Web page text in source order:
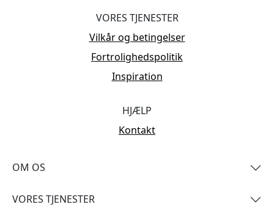
VORES TJENESTER
Vilkår og betingelser
Fortrolighedspolitik
Inspiration
HJÆLP
Kontakt
OM OS
VORES TJENESTER